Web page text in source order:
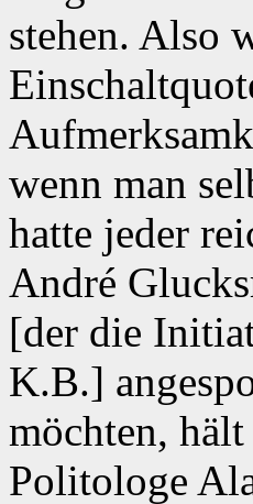
stehen. Also
wenn man
hatte jeder
André
[der die
K.B.]
möchten,
Politologe